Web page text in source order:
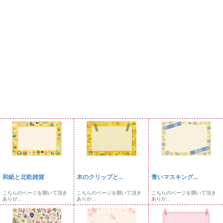
和紙と北欧雑貨
こちらのページを開いて頂き
ありが...
木のクリップと...
こちらのページを開いて頂き
ありが...
青いマスキング...
こちらのページを開いて頂き
ありが...